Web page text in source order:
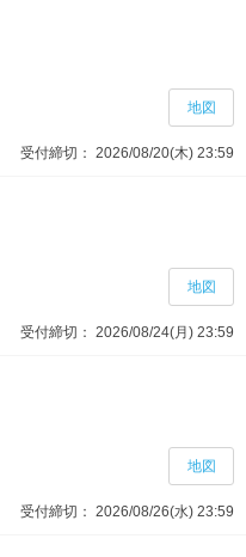
受付締切： 2026/08/20(木) 23:59
地図
受付締切： 2026/08/24(月) 23:59
地図
受付締切： 2026/08/26(水) 23:59
地図